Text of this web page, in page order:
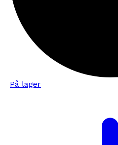
På lager